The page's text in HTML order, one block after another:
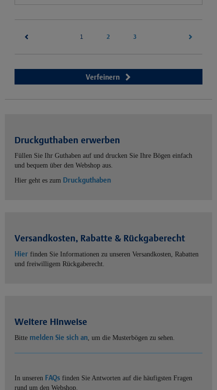
1 2 3
Verfeinern
Druckguthaben erwerben
Füllen Sie Ihr Guthaben auf und drucken Sie Ihre Bögen einfach
und bequem über den Webshop aus.
Hier geht es zum Druckguthaben
Versandkosten, Rabatte & Rückgaberecht
Hier finden Sie Informationen zu unseren Versandkosten, Rabatten
und freiwilligem Rückgaberecht.
Weitere Hinweise
Bitte melden Sie sich an, um die Musterbögen zu sehen.
In unseren FAQs finden Sie Antworten auf die häufigsten Fragen
rund um den Webshop.